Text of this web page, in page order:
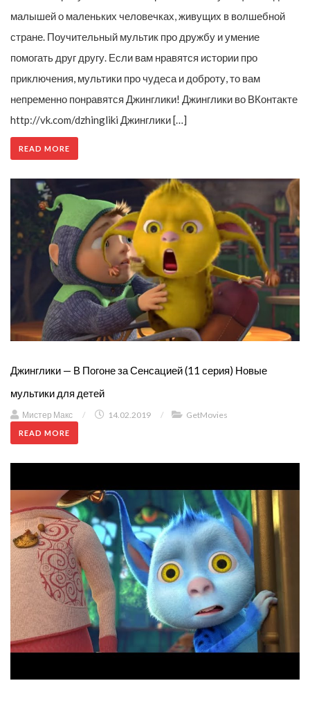
малышей о маленьких человечках, живущих в волшебной
стране. Поучительный мультик про дружбу и умение
помогать друг другу. Если вам нравятся истории про
приключения, мультики про чудеса и доброту, то вам
непременно понравятся Джинглики! Джинглики во ВКонтакте
http://vk.com/dzhingliki Джинглики […]
READ MORE
Джинглики — В Погоне за Сенсацией (11 серия) Новые
мультики для детей
Мистер Макс / 14.02.2019 / GetMovies
READ MORE